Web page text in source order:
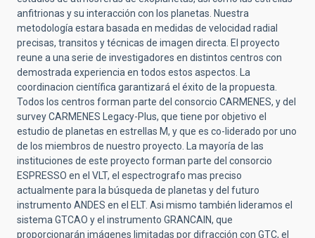
anfitrionas y su interacción con los planetas. Nuestra
metodología estara basada en medidas de velocidad radial
precisas, transitos y técnicas de imagen directa. El proyecto
reune a una serie de investigadores en distintos centros con
demostrada experiencia en todos estos aspectos. La
coordinacion científica garantizará el éxito de la propuesta.
Todos los centros forman parte del consorcio CARMENES, y del
survey CARMENES Legacy-Plus, que tiene por objetivo el
estudio de planetas en estrellas M, y que es co-liderado por uno
de los miembros de nuestro proyecto. La mayoría de las
instituciones de este proyecto forman parte del consorcio
ESPRESSO en el VLT, el espectrografo mas preciso
actualmente para la búsqueda de planetas y del futuro
instrumento ANDES en el ELT. Asi mismo también lideramos el
sistema GTCAO y el instrumento GRANCAIN, que
proporcionarán imágenes limitadas por difracción con GTC, el